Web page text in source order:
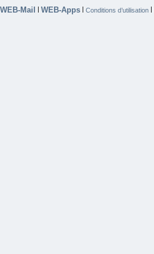
WEB-Mail | WEB-Apps | Conditions d’utilisation |